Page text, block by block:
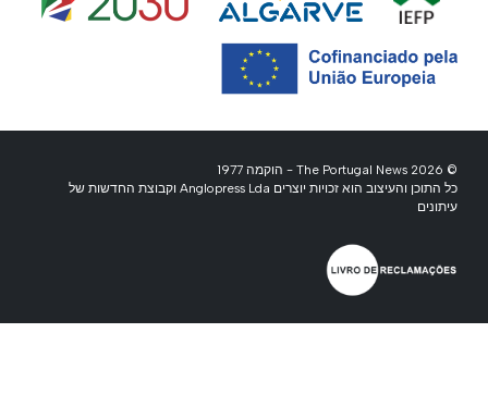
© 2026 The Portugal News - הוקמה 1977
כל התוכן והעיצוב הוא זכויות יוצרים Anglopress Lda וקבוצת החדשות של
עיתונים